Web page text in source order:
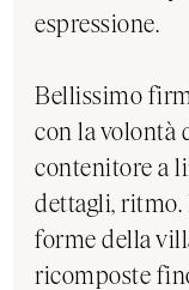
espressione.
Bellissimo
con la volontà
contenitore a
dettagli, ritmo.
forme della
ricomposte